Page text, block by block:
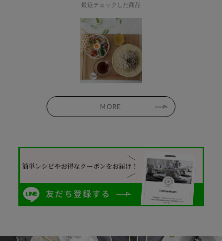
最近チェックした商品
MORE